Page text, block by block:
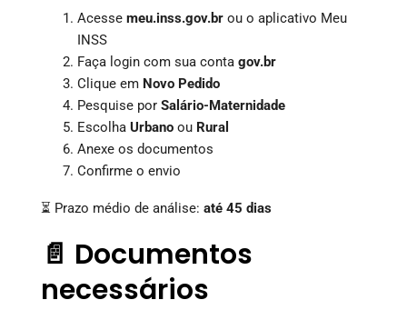
Acesse meu.inss.gov.br ou o aplicativo Meu
INSS
Faça login com sua conta gov.br
Clique em Novo Pedido
Pesquise por Salário-Maternidade
Escolha Urbano ou Rural
Anexe os documentos
Confirme o envio
⏳ Prazo médio de análise: até 45 dias
📄 Documentos
necessários